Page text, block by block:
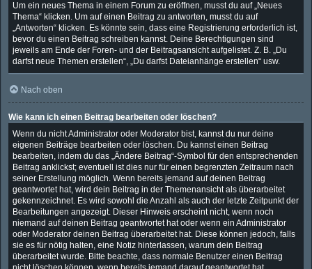
Um ein neues Thema in einem Forum zu eröffnen, musst du auf „Neues
Thema“ klicken. Um auf einen Beitrag zu antworten, musst du auf
„Antworten“ klicken. Es könnte sein, dass eine Registrierung erforderlich ist,
bevor du einen Beitrag schreiben kannst. Deine Berechtigungen sind
jeweils am Ende der Foren- und der Beitragsansicht aufgelistet. Z. B. „Du
darfst neue Themen erstellen“, „Du darfst Dateianhänge erstellen“ usw.
Nach oben
Wie kann ich einen Beitrag bearbeiten oder löschen?
Wenn du nicht Administrator oder Moderator bist, kannst du nur deine
eigenen Beiträge bearbeiten oder löschen. Du kannst einen Beitrag
bearbeiten, indem du das „Ändere Beitrag“-Symbol für den entsprechenden
Beitrag anklickst; eventuell ist dies nur für einen begrenzten Zeitraum nach
seiner Erstellung möglich. Wenn bereits jemand auf deinen Beitrag
geantwortet hat, wird dein Beitrag in der Themenansicht als überarbeitet
gekennzeichnet. Es wird sowohl die Anzahl als auch der letzte Zeitpunkt der
Bearbeitungen angezeigt. Dieser Hinweis erscheint nicht, wenn noch
niemand auf deinen Beitrag geantwortet hat oder wenn ein Administrator
oder Moderator deinen Beitrag überarbeitet hat. Diese können jedoch, falls
sie es für nötig halten, eine Notiz hinterlassen, warum dein Beitrag
überarbeitet wurde. Bitte beachte, dass normale Benutzer einen Beitrag